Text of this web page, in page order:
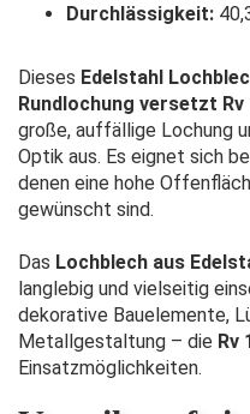
Durchlässigkeit:
Dieses Edelstahl
Rundlochung versetzt Rv
große, auffällige Lochung
Optik aus. Es eignet sich
denen eine hohe
gewünscht sind.
Das Lochblech aus
langlebig und vielseitig
dekorative Bauelemente,
Metallgestaltung – die Rv
Einsatzmöglichkeiten.